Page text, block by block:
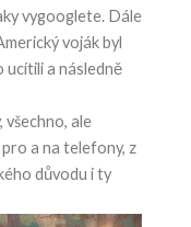
vygooglete. Dále
voják byl
ucítili a následně
ale
a na telefony, z
důvodu i ty